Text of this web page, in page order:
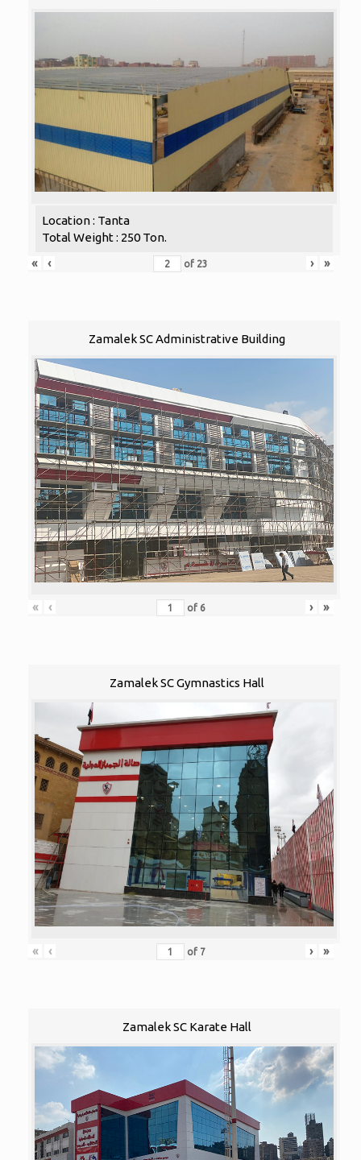
Location : Tanta
Total Weight : 250 Ton.
«
‹ of 23 › »
Zamalek SC Administrative Building
« ‹ of 6 › »
Zamalek SC Gymnastics Hall
« ‹ of 7 › »
Zamalek SC Karate Hall